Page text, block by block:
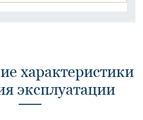
характеристики
эксплуатации